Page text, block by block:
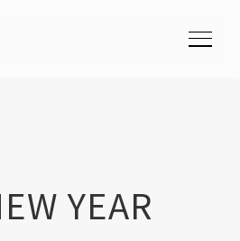
YEAR